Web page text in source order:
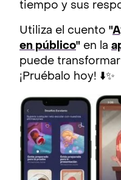
tiempo y sus
Utiliza el cuento "
en público" en la
puede
¡Pruébalo hoy! ⬇️✨